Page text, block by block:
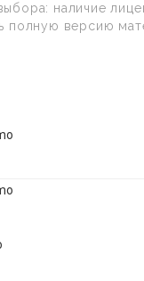
наличие
полную версию